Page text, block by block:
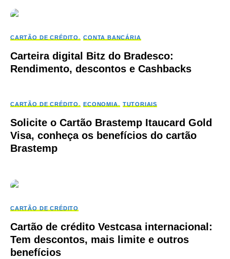
CARTÃO DE CRÉDITO CONTA BANCÁRIA
Carteira digital Bitz do Bradesco:
Rendimento, descontos e Cashbacks
CARTÃO DE CRÉDITO ECONOMIA TUTORIAIS
Solicite o Cartão Brastemp Itaucard Gold
Visa, conheça os benefícios do cartão
Brastemp
CARTÃO DE CRÉDITO
Cartão de crédito Vestcasa internacional:
Tem descontos, mais limite e outros
benefícios